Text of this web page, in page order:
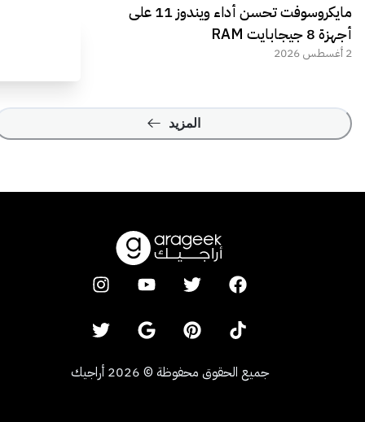
مايكروسوفت تحسن أداء ويندوز 11 على
أجهزة 8 جيجابايت RAM
2 أغسطس 2026
المزيد
جميع الحقوق محفوظة ©
2026 أراجيك